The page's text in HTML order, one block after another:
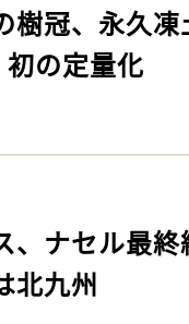
樹冠、永久
の定量化
、ナセル最
北九州